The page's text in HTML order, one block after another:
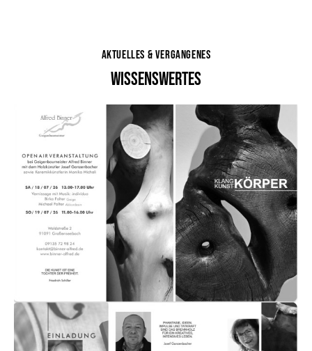
AKTUELLES & VERGANGENES
WISSENSWERTES